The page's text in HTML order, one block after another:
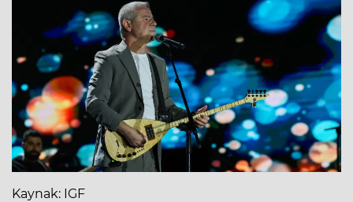
Kaynak: IGF